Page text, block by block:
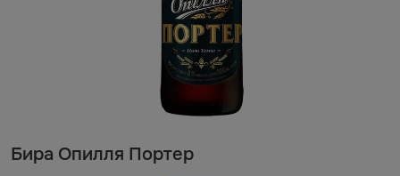
Бира Опилля Портер